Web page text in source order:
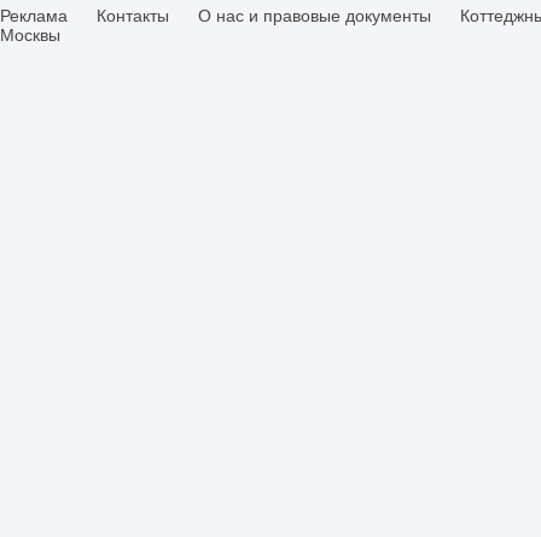
Реклама Контакты О нас и правовые документы
Москвы